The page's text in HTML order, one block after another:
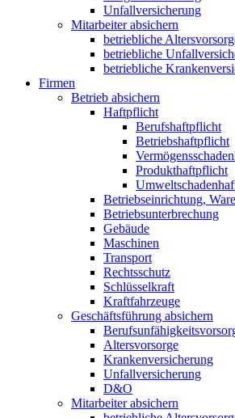
Unfallversicherung
Mitarbeiter absichern
betriebliche
betriebliche
betriebliche
Firmen
Betrieb absichern
Haftpflicht
Berufshaftpflicht
Betriebshaftpflicht
Produkthaftpflicht
Betriebseinrichtung,
Betriebsunterbrechung
Gebäude
Maschinen
Transport
Rechtsschutz
Schlüsselkraft
Kraftfahrzeuge
Geschäftsführung absichern
Altersvorsorge
Krankenversicherung
Unfallversicherung
D&O
Mitarbeiter absichern